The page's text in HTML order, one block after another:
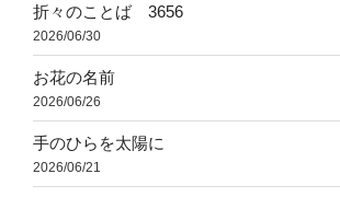
折々のことば 3656
2026/06/30
お花の名前
2026/06/26
手のひらを太陽に
2026/06/21